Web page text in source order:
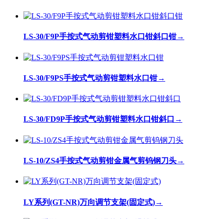
LS-30/F9P手按式气动剪钳塑料水口钳斜口钳→
LS-30/F9PS手按式气动剪钳塑料水口钳→
LS-30/FD9P手按式气动剪钳塑料水口钳斜口 →
LS-10/ZS4手按式气动剪钳金属气剪钨钢刀头→
LY系列(GT-NR)万向调节支架(固定式)→